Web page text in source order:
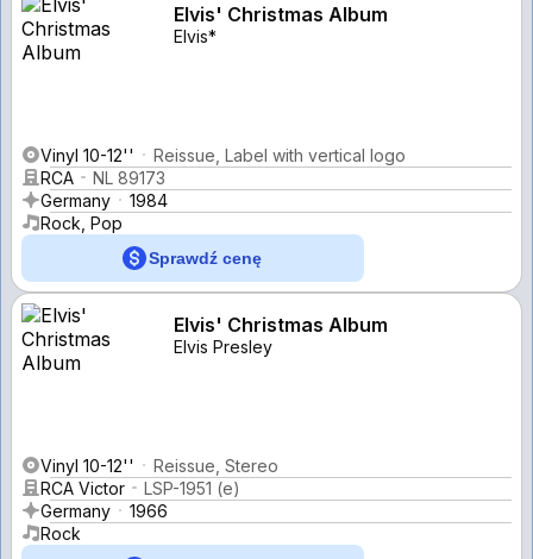
Elvis' Christmas Album
Elvis*
Vinyl 10-12''
Reissue, Label with vertical logo
RCA
NL 89173
Germany
1984
Rock, Pop
Sprawdź cenę
Elvis' Christmas Album
Elvis Presley
Vinyl 10-12''
Reissue, Stereo
RCA Victor
LSP-1951 (e)
Germany
1966
Rock